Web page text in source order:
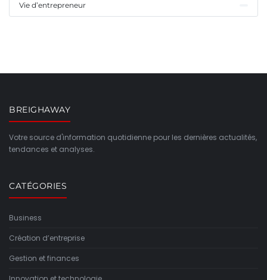
Vie d’entrepreneur
BREIGHAWAY
Votre source d'information quotidienne pour les dernières actualités,
tendances et analyses.
CATÉGORIES
Business
Création d’entreprise
Gestion et finances